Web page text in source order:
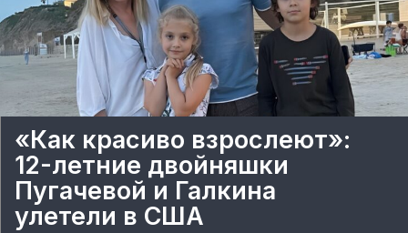
«Как красиво взрослеют»:
12-летние двойняшки
Пугачевой и Галкина
улетели в США